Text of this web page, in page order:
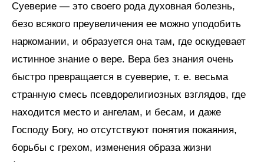
Суеверие — это своего рода духовная болезнь,
безо всякого преувеличения ее можно уподобить
наркомании, и образуется она там, где оскудевает
истинное знание о вере. Вера без знания очень
быстро превращается в суеверие, т. е. весьма
странную смесь псевдорелигиозных взглядов, где
находится место и ангелам, и бесам, и даже
Господу Богу, но отсутствуют понятия покаяния,
борьбы с грехом, изменения образа жизни